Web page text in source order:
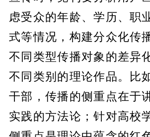
虑受众的年龄、学历、职
式等情况，构建分众化传
不同类型传播对象的差异
不同类别的理论作品。比
干部，传播的侧重点在于
实践的方法论；针对高校